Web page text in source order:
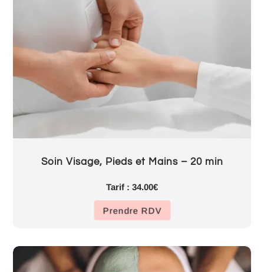
Soin Visage, Pieds et Mains – 20 min
Tarif : 34.00€
Prendre RDV